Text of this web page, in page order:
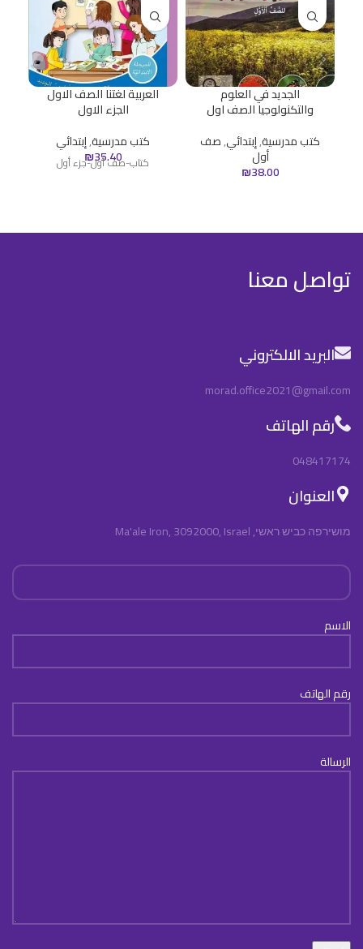
الجديد في العلوم
والتكنولوجيا الصف اول
كتب مدرسية,إبتدائي,صف
أول
₪38.00
العربية لغتنا الصف الاول
الجزء الاول
كتب مدرسية,إبتدائي
₪35.40
كتاب-صف أول-جزء أول
تواصل معنا
البريد الالكتروني
morad.office2021@gmail.com
رقم الهاتف
048417174
العنوان
מושירפה כביש ראשי, Ma'ale Iron, 3092000, Israel
الاسم
رقم الهاتف
الرسالة